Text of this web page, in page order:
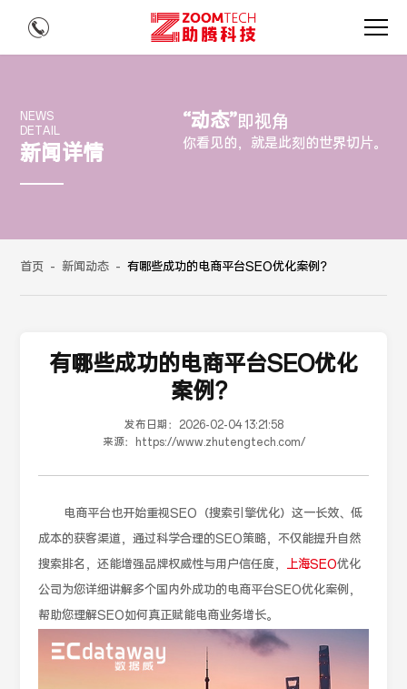
NEWS
DETAIL
新闻详情
“动态”即视角
你看见的，就是此刻的世界切片。
首页 - 新闻动态 - 有哪些成功的电商平台SEO优化案例？
有哪些成功的电商平台SEO优化
案例？
发布日期：
2026-02-04 13:21:58
来源：
https://www.zhutengtech.com/
电商平台也开始重视SEO（搜索引擎优化）这一长效、低
成本的获客渠道，通过科学合理的SEO策略，不仅能提升自然
搜索排名，还能增强品牌权威性与用户信任度， 上海SEO优化
公司为您详细讲解多个国内外成功的电商平台SEO优化案例，
帮助您理解SEO如何真正赋能电商业务增长。